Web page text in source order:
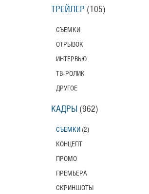
ТРЕЙЛЕР (105)
СЪЕМКИ
ОТРЫВОК
ИНТЕРВЬЮ
ТВ-РОЛИК
ДРУГОЕ
КАДРЫ (962)
СЪЕМКИ (2)
КОНЦЕПТ
ПРОМО
ПРЕМЬЕРА
СКРИНШОТЫ